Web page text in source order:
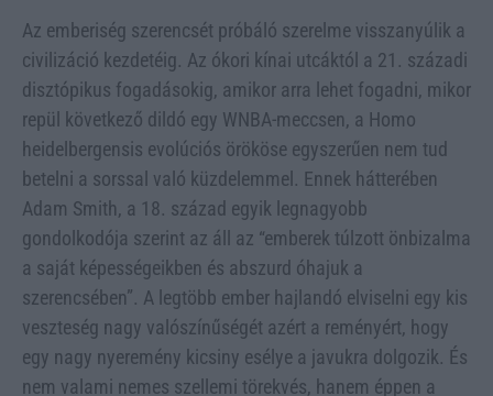
Az emberiség szerencsét próbáló szerelme visszanyúlik a
civilizáció kezdetéig. Az ókori kínai utcáktól a 21. századi
disztópikus fogadásokig, amikor arra lehet fogadni, mikor
repül következő dildó egy WNBA-meccsen, a Homo
heidelbergensis evolúciós örököse egyszerűen nem tud
betelni a sorssal való küzdelemmel. Ennek hátterében
Adam Smith, a 18. század egyik legnagyobb
gondolkodója szerint az áll az “emberek túlzott önbizalma
a saját képességeikben és abszurd óhajuk a
szerencsében”. A legtöbb ember hajlandó elviselni egy kis
veszteség nagy valószínűségét azért a reményért, hogy
egy nagy nyeremény kicsiny esélye a javukra dolgozik. És
nem valami nemes szellemi törekvés, hanem éppen a